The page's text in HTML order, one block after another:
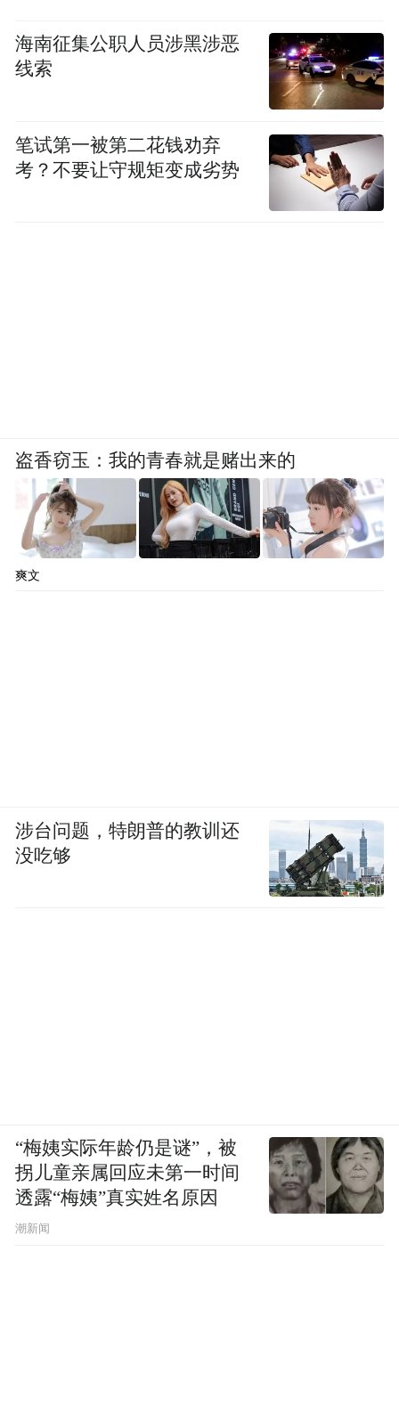
“特别声明：以上作品内容(包括在内的视频、图片或音
频)为凤凰网旗下自媒体平台“大风号”用户上传并发
布，本平台仅提供信息存储空间服务。
Notice: The content above (including the videos,
pictures and audios if any) is uploaded and posted
by the user of Dafeng Hao, which is a social media
platform and merely provides information storage
海南征集公职人员涉黑涉恶
线索
笔试第一被第二花钱劝弃
考？不要让守规矩变成劣势
盗香窃玉：我的青春就是赌出来的
爽文
涉台问题，特朗普的教训还
没吃够
“梅姨实际年龄仍是谜”，被
拐儿童亲属回应未第一时间
透露“梅姨”真实姓名原因
潮新闻